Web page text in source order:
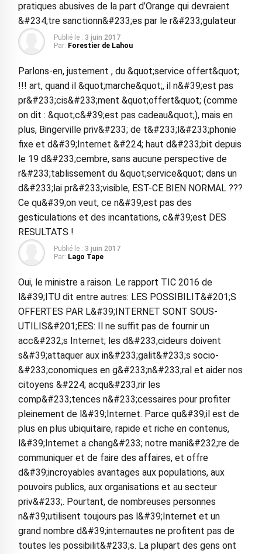
pratiques abusives de la part d’Orange qui devraient
&#234;tre sanctionn&#233;es par le r&#233;gulateur
Publié le : 3 juin 2017
Par: Forestier de Lahou
Parlons-en, justement , du &quot;service offert&quot;
!!! art, quand il &quot;marche&quot;, il n&#39;est pas
pr&#233;cis&#233;ment &quot;offert&quot; (comme
on dit : &quot;c&#39;est pas cadeau&quot;), mais en
plus, Bingerville priv&#233; de t&#233;l&#233;phonie
fixe et d&#39;Internet &#224; haut d&#233;bit depuis
le 19 d&#233;cembre, sans aucune perspective de
r&#233;tablissement du &quot;service&quot; dans un
d&#233;lai pr&#233;visible, EST-CE BIEN NORMAL ???
Ce qu&#39;on veut, ce n&#39;est pas des
gesticulations et des incantations, c&#39;est DES
RESULTATS !
Publié le : 3 juin 2017
Par: Lago Tape
Oui, le ministre a raison. Le rapport TIC 2016 de
l&#39;ITU dit entre autres: LES POSSIBILIT&#201;S
OFFERTES PAR L&#39;INTERNET SONT SOUS-
UTILIS&#201;EES: Il ne suffit pas de fournir un
acc&#232;s Internet; les d&#233;cideurs doivent
s&#39;attaquer aux in&#233;galit&#233;s socio-
&#233;conomiques en g&#233;n&#233;ral et aider nos
citoyens &#224; acqu&#233;rir les
comp&#233;tences n&#233;cessaires pour profiter
pleinement de l&#39;Internet. Parce qu&#39;il est de
plus en plus ubiquitaire, rapide et riche en contenus,
l&#39;Internet a chang&#233; notre mani&#232;re de
communiquer et de faire des affaires, et offre
d&#39;incroyables avantages aux populations, aux
pouvoirs publics, aux organisations et au secteur
priv&#233;. Pourtant, de nombreuses personnes
n&#39;utilisent toujours pas l&#39;Internet et un
grand nombre d&#39;internautes ne profitent pas de
toutes les possibilit&#233;s. La plupart des gens ont